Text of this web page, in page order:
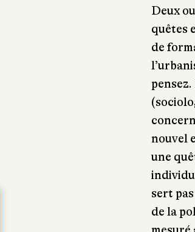
Deux
quêtes
de
nouvel
une
sert
de la